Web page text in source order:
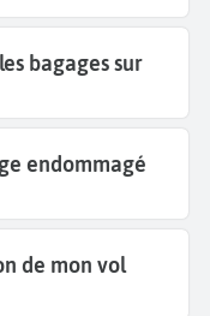
bagages sur
endommagé
de mon vol